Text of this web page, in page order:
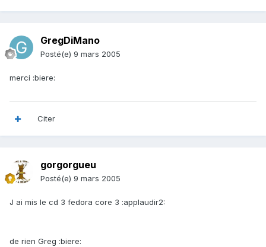
GregDiMano
Posté(e) 9 mars 2005
merci :biere:
Citer
gorgorgueu
Posté(e) 9 mars 2005
J ai mis le cd 3 fedora core 3 :applaudir2:
de rien Greg :biere: